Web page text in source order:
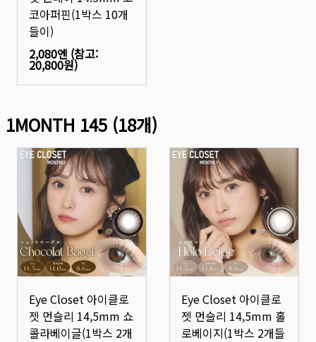
코아퍼핀(1박스 10개
들이)
2,080엔 (참고:
20,800원)
1MONTH 145 (18개)
Eye Closet 아이클로
젯 먼슬리 14,5mm 쇼
콜라베이글(1박스 2개
Eye Closet 아이클로
젯 먼슬리 14,5mm 홀
로베이지(1박스 2개들